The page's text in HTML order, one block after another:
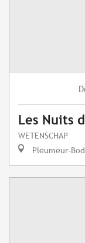
Les Nuits
WETENSCHAP
Pleumeur-